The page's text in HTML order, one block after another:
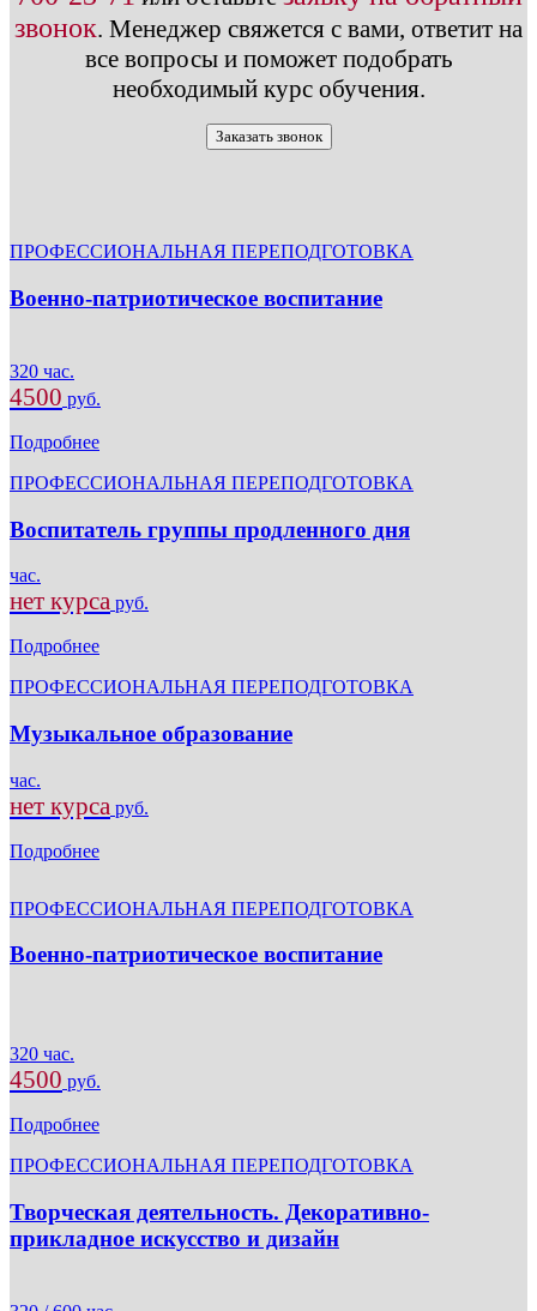
звонок. Менеджер свяжется с вами, ответит на
все вопросы и поможет подобрать
необходимый курс обучения.
Заказать звонок
ПРОФЕССИОНАЛЬНАЯ ПЕРЕПОДГОТОВКА
Военно-патриотическое воспитание
320 час.
4500 руб.
Подробнее
ПРОФЕССИОНАЛЬНАЯ ПЕРЕПОДГОТОВКА
Воспитатель группы продленного дня
час.
нет курса руб.
Подробнее
ПРОФЕССИОНАЛЬНАЯ ПЕРЕПОДГОТОВКА
Музыкальное образование
час.
нет курса руб.
Подробнее
ПРОФЕССИОНАЛЬНАЯ ПЕРЕПОДГОТОВКА
Военно-патриотическое воспитание
320 час.
4500 руб.
Подробнее
ПРОФЕССИОНАЛЬНАЯ ПЕРЕПОДГОТОВКА
Творческая деятельность. Декоративно-
прикладное искусство и дизайн